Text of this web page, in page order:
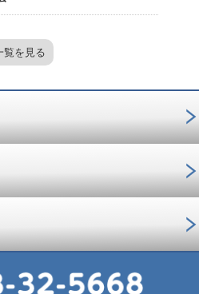
覧を見る